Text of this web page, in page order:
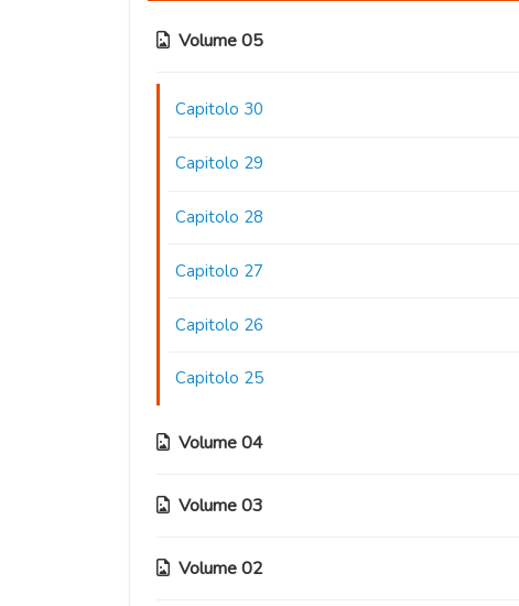
Volume 05
Capitolo 30
Capitolo 29
Capitolo 28
Capitolo 27
Capitolo 26
Capitolo 25
Volume 04
Capitolo 24
Capitolo 23
Volume 03
Capitolo 19
Volume 02